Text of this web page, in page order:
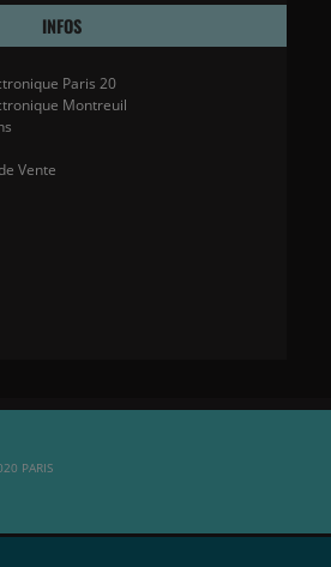
INFOS
Paris 20
Montreuil
Vente
PARIS